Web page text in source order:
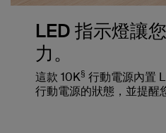
LED 指示燈讓
力。
這款 10K§ 行動電源內置
行動電源的狀態，並提醒